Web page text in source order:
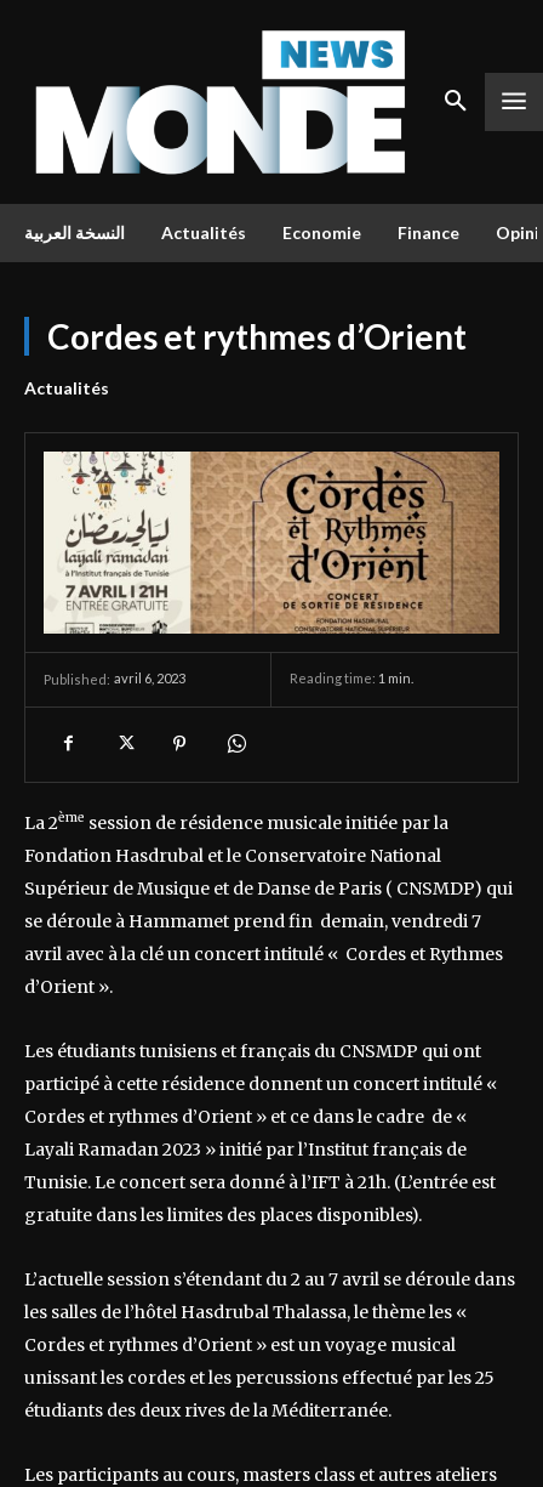
النسخة العربية Actualités Economie Finance
Cordes et rythmes d’Orient
Actualités
Published: avril 6, 2023 Reading time: 1 min.
La 2ème session de résidence musicale initiée par la
Fondation Hasdrubal et le Conservatoire National
Supérieur de Musique et de Danse de Paris ( CNSMDP) qui
se déroule à Hammamet prend fin demain, vendredi 7
avril avec à la clé un concert intitulé « Cordes et Rythmes
d’Orient ».
Les étudiants tunisiens et français du CNSMDP qui ont
participé à cette résidence donnent un concert intitulé «
Cordes et rythmes d’Orient » et ce dans le cadre de «
Layali Ramadan 2023 » initié par l’Institut français de
Tunisie. Le concert sera donné à l’IFT à 21h. (L’entrée est
gratuite dans les limites des places disponibles).
L’actuelle session s’étendant du 2 au 7 avril se déroule dans
les salles de l’hôtel Hasdrubal Thalassa, le thème les «
Cordes et rythmes d’Orient » est un voyage musical
unissant les cordes et les percussions effectué par les 25
étudiants des deux rives de la Méditerranée.
Les participants au cours, masters class et autres ateliers